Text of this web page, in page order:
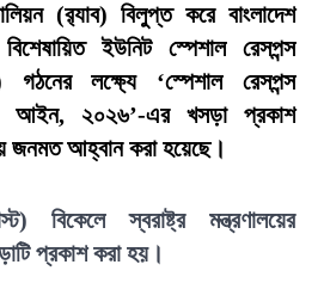
(র‍্যাব) বিলুপ্ত করে বাংলাদেশ
ইউনিট স্পেশাল রেসপন্স
গঠনের লক্ষ্যে ‘স্পেশাল রেসপন্স
আইন, ২০২৬’-এর খসড়া প্রকাশ
জনমত আহ্বান করা হয়েছে।
বিকেলে স্বরাষ্ট্র মন্ত্রণালয়ের
প্রকাশ করা হয়।